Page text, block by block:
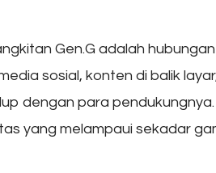
Gen.G adalah
sosial, konten di balik
dengan para
yang melampaui sekadar